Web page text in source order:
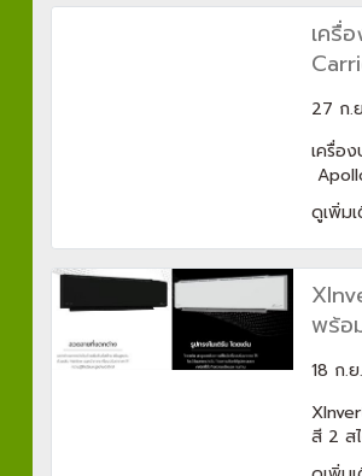
เครื่
27 ก.
เครื่อ
เครื่อ
Apollo
ทุกแง่
ไกลถึ
มากกว่
พลัง แ
II ยังช่
สูงสุด
อย่าง
ที่สุดแ
ดูเพิ่ม
พร้อ
คุณเ
สไต
มาก
18 ก.
สี 2 ส
ให้คุ